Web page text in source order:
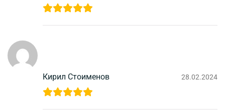
Кирил Стоименов 28.02.2024